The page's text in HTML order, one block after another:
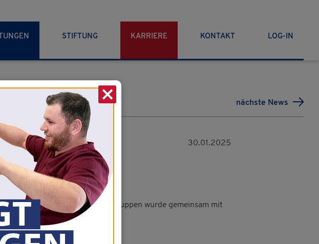
nächste News
30.01.2025
zu Besuch.
durch. Aufgeteilt in zwei Gruppen wurde gemeinsam mit
STIFTUNG KARRIERE KONTAKT LOG-IN
X